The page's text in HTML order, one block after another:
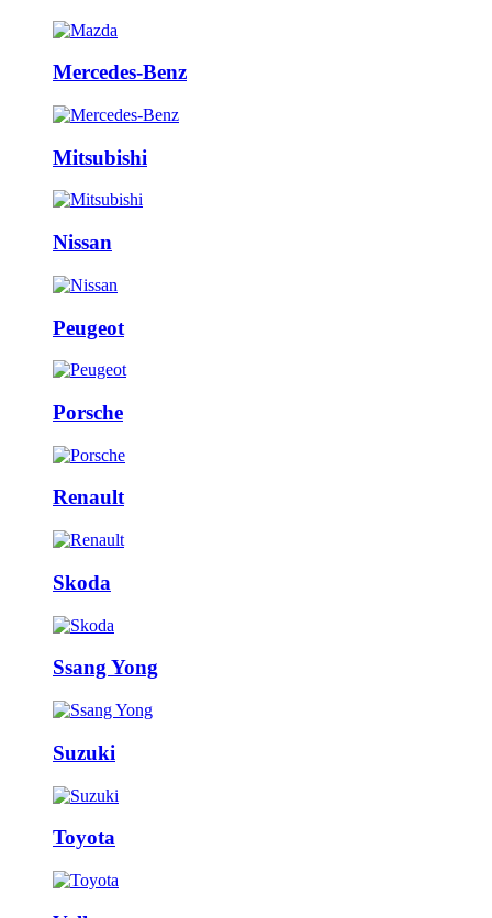
Mercedes-Benz
Mitsubishi
Nissan
Peugeot
Porsche
Renault
Skoda
Ssang Yong
Suzuki
Toyota